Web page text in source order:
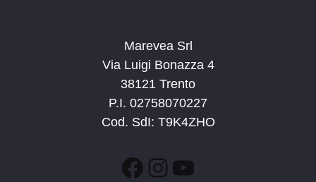
Marevea Srl
Via Luigi Bonazza 4
38121 Trento
P.I. 02758070227
Cod. SdI: T9K4ZHO
Facebook
Instagram
YouTube